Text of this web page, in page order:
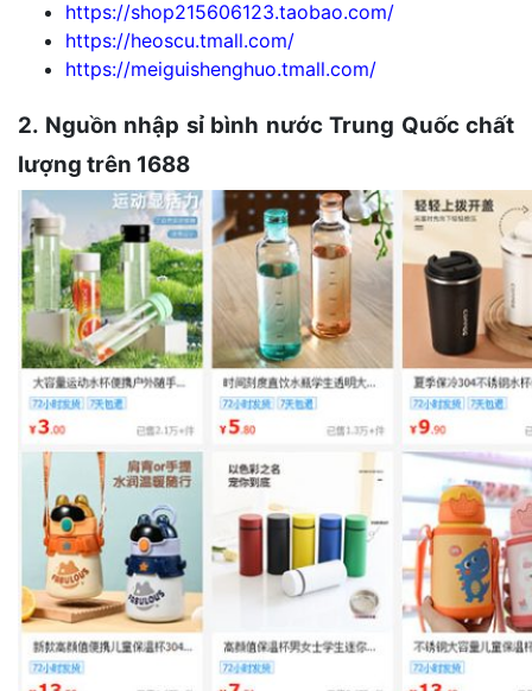
https://shop215606123.taobao.com/
https://heoscu.tmall.com/
https://meiguishenghuo.tmall.com/
2. Nguồn nhập sỉ bình nước Trung Quốc chất
lượng trên 1688